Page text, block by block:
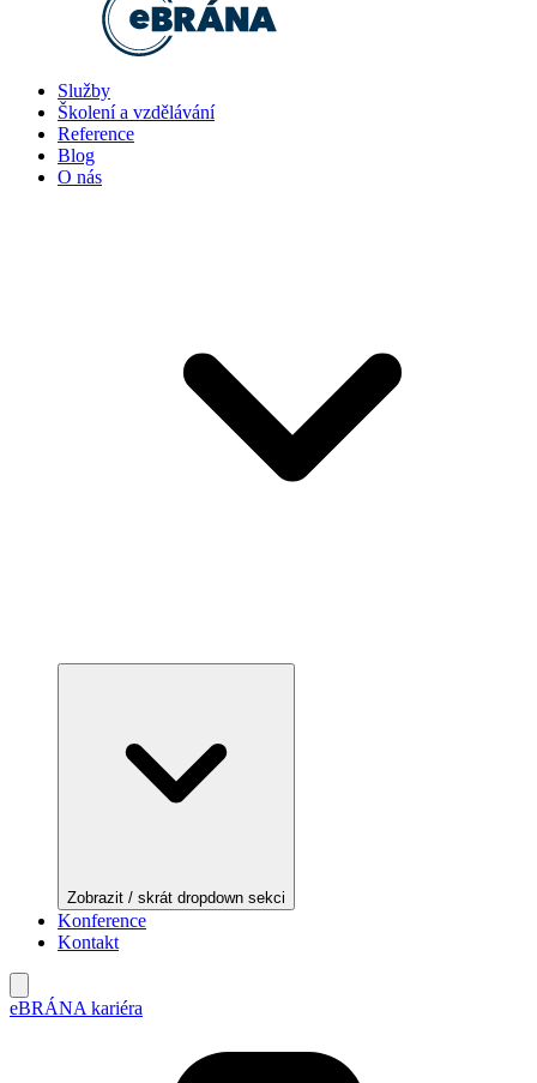
Služby
Školení a vzdělávání
Reference
Blog
O nás
Zobrazit / skrát dropdown sekci
Konference
Kontakt
eBRÁNA kariéra